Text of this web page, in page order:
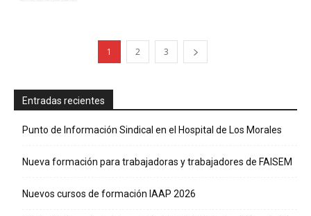
1 2 3
Entradas recientes
Punto de Información Sindical en el Hospital de Los Morales
Nueva formación para trabajadoras y trabajadores de FAISEM
Nuevos cursos de formación IAAP 2026